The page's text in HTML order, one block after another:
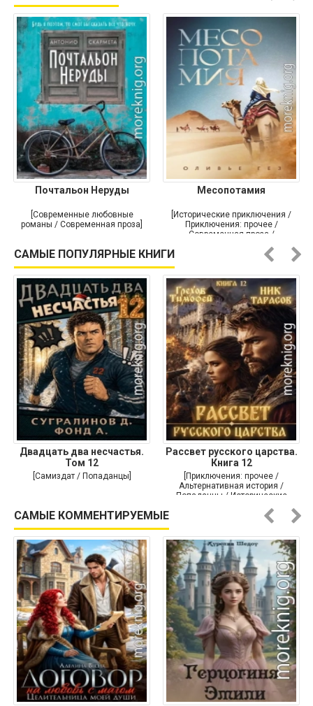
Почтальон Неруды
[Современные любовные
романы / Современная проза]
Месопотамия
[Исторические приключения /
Приключения: прочее /
Современная проза /
САМЫЕ ПОПУЛЯРНЫЕ КНИГИ
Двадцать два несчастья.
Том 12
[Самиздат / Попаданцы]
Рассвет русского царства.
Книга 12
[Приключения: прочее /
Альтернативная история /
Попаданцы / Исторические
САМЫЕ КОММЕНТИРУЕМЫЕ